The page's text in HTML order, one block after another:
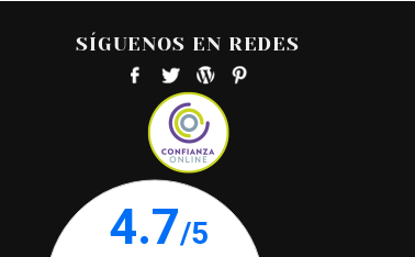
SÍGUENOS EN REDES